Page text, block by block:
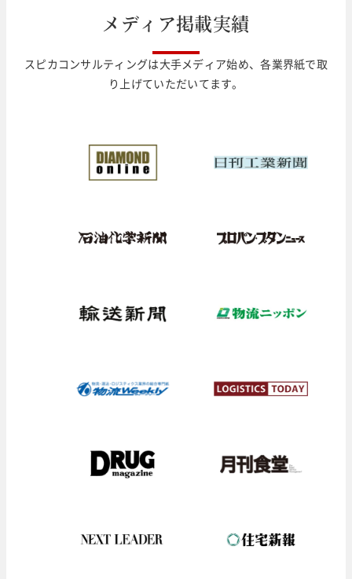
メ ディ ア掲載実績
スピカコンサルティングは大手メディア始め、各業界紙で取
り上げていただいてます。